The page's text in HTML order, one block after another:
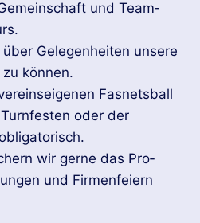
und Team­
Ge­le­gen­hei­ten un­se­re
kön­nen.
Fas­nets­ball
oder der
wir gerne das Pro­
und Fir­men­fei­ern